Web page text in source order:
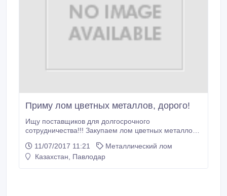
Приму лом цветных металлов, дорого!
Ищу поставщиков для долгосрочного
сотрудничества!!! Закупаем лом цветных металлов,
расчет! Высокие цены, на сегодняшний день: Медь
А 1-1(блеск D от 0, 5мм) 335 000 р. Медь А 1-2
11/07/2017 11:21
Металлический лом
Казахстан, Павлодар